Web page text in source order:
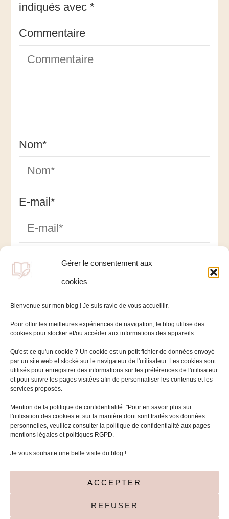
Gérer le consentement aux
cookies
Bienvenue sur mon blog ! Je suis ravie de vous accueillir.
Pour offrir les meilleures expériences de navigation, le blog utilise des
cookies pour stocker et/ou accéder aux informations des appareils.
Qu'est-ce qu'un cookie ? Un cookie est un petit fichier de données envoyé
par un site web et stocké sur le navigateur de l'utilisateur. Les cookies sont
utilisés pour enregistrer des informations sur les préférences de l'utilisateur
et pour suivre les pages visitées afin de personnaliser les contenus et les
services proposés.
Mention de la politique de confidentialité :"Pour en savoir plus sur
l'utilisation des cookies et sur la manière dont sont traités vos données
personnelles, veuillez consulter la politique de confidentialité aux pages
mentions légales et politiques RGPD.
Je vous souhaite une belle visite du blog !
ACCEPTER
REFUSER
indiqués avec*
Commentaire
Nom*
E-mail*
Site web
Politique de cookies (UE)